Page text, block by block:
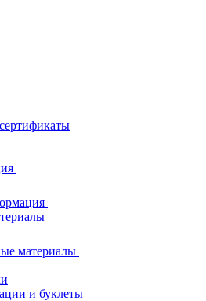
материалы
и буклеты